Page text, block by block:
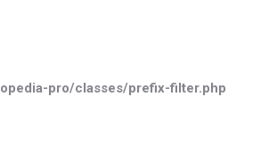
pro/classes/prefix-filter.php